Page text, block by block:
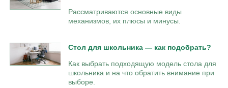
Рассматриваются основные виды
механизмов, их плюсы и минусы.
Стол для школьника — как подобрать?
Как выбрать подходящую модель стола для
школьника и на что обратить внимание при
выборе.